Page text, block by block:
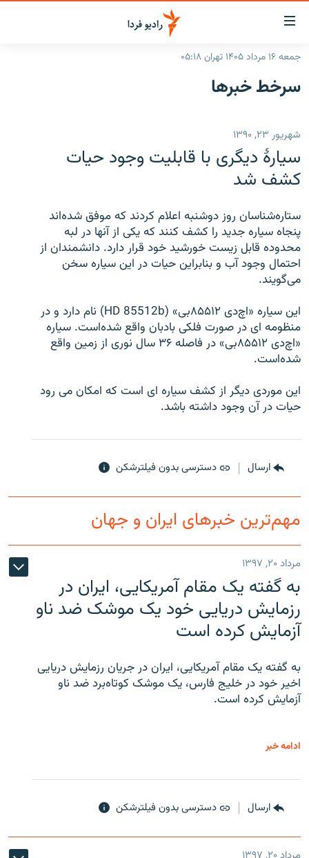
لینک‌های
قابلیت
دسترسی
بازگشت
اصلی
رفتن
به
صفحه
ایران
رادیو
انتخاب کنید و بشنوید
فرکانس‌ها
پادکست
گزارش‌های تصویری
گزارش‌های ویدئویی
زنان فردا
English
زبان‌های دیگر
جمعه ۱۶ مرداد ۱۴۰۵ تهران ۰۵:۱۸
سرخط‌ خبرها
شهریور ۲۳, ۱۳۹۰
سیارۀ دیگری با قابلیت وجود حیات
کشف شد
ستاره‌شناسان روز دوشنبه اعلام کردند که موفق شده‌اند
پنجاه سیاره جدید را کشف کنند که یکی از آنها در لبه
محدوده قابل زیست خورشید خود قرار دارد. دانشمندان از
احتمال وجود آب و بنابراین حیات در این سیاره سخن
می‌گویند.
این سیاره «اچ‌دی ۸۵۵۱۲بی» (HD 85512b) نام دارد و در
منظومه ای در صورت فلکی بادبان واقع شده‌است. سیاره
«اچ‌دی ۸۵۵۱۲بی» در فاصله ۳۶ سال نوری از زمین واقع
شده‌است.
این موردی دیگر از کشف سیاره ای است که امکان می رود
حیات در آن وجود داشته باشد.
ارسال دسترسی بدون فیلترشکن
مهم‌ترین خبرهای ایران و جهان
مرداد ۲۰, ۱۳۹۷
به گفته یک مقام آمریکایی، ایران در
رزمایش دریایی خود یک موشک ضد ناو
آزمایش کرده است
به گفته یک مقام آمریکایی، ایران در جریان رزمایش دریایی
اخیر خود در خلیج فارس، یک موشک کوتاه‌برد ضد ناو
آزمایش کرده است.
ادامه خبر
ارسال دسترسی بدون فیلترشکن